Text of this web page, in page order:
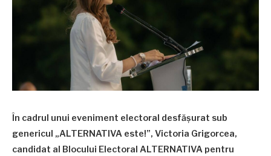
În cadrul unui eveniment electoral desfășurat sub
genericul „ALTERNATIVA este!”, Victoria Grigorcea,
candidat al Blocului Electoral ALTERNATIVA pentru